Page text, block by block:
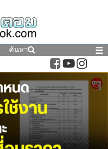
ค้นหา ☰